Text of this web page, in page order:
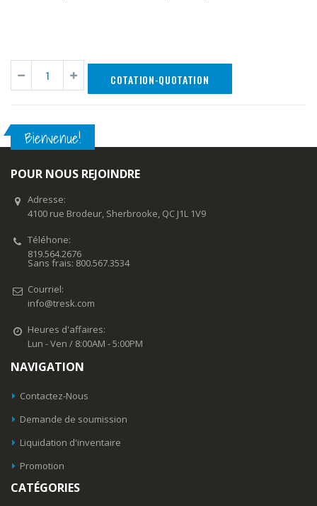
COTATION-QUOTATION
Bienvenue!
POUR NOUS REJOINDRE
Adresse:
4100 rue Brodeur, Sherbrooke, QC J1L 1V9
Téléhone:
819.564.2676
Sans frais: 800.567.3534
Courriel:
info@tresk.com
Heures d'affaires:
Lun - Ven / 8:00AM - 5:00PM
NAVIGATION
Contactez-Nous
Demande de soumission
Liquidation d'inventaire
Promotion
CATÉGORIES